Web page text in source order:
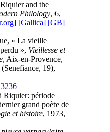
and the
Philology, 6,
[Gallica] [GB]
« La vieille
», Vieillesse et
, Aix-en-Provence,
19),
Riquier: période
grand poète de
et histoire, 1973,